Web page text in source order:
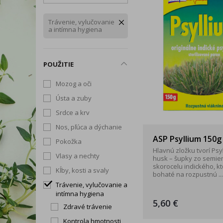
Rukavice
Okuliare a štíty
Dezinfekčné prípravky
Zdravé chudnutie
Snoreeze
TePe Tick
Trávenie, vylučovanie a
intímna hygiena
Tip na darček
Produkty dennej potreby
Trávenie, vylučovanie
a intímna hygiena
POUŽITIE
Mozog a oči
Ústa a zuby
Srdce a krv
Nos, pľúca a dýchanie
Pokožka
Vlasy a nechty
Kĺby, kosti a svaly
Trávenie, vylučovanie a
intímna hygiena
Zdravé trávenie
Kontrola hmotnosti
ASP Psyllium 150g
Hlavnú zložku tvorí
husk – šupky zo
skorocelu indického,
bohaté na rozpustnú ...
5,60 €